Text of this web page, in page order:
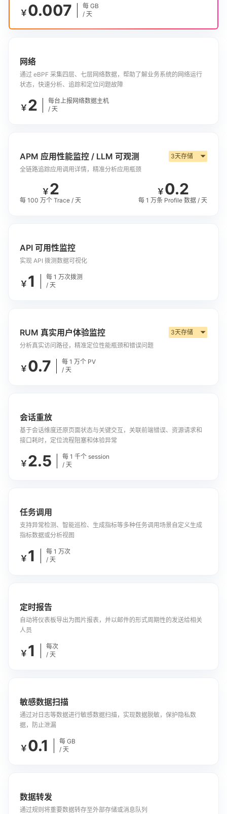
￥ 0.007
每 GB
/ 天
网络
通过 eBPF 采集四层、七层网络数据，帮助了解业务系统的网络运行
状态，快速分析、追踪和定位问题故障
￥ 2
每台上报网络数据主机
/ 天
APM 应用性能监控 / LLM 可观测 3天存储 ▼
全链路追踪应用调用详情，精准分析应用瓶颈
￥ 2
每 100 万个 Trace / 天
￥ 0.2
每 1 万条 Profile 数据 / 天
API 可用性监控
实现 API 拨测数据可视化
￥ 1
每 1 万次拨测
/ 天
RUM 真实用户体验监控 3天存储 ▼
分析真实访问路径，精准定位性能瓶颈和错误问题
￥ 0.7
每 1 万个 PV
/ 天
会话重放
基于会话维度还原页面状态与关键交互，关联前端错误、资源请求和
接口耗时，定位流程阻塞和体验异常
￥ 2.5
每 1 千个 session
/ 天
任务调用
支持异常检测、智能巡检、生成指标等多种任务调用场景自定义生成
指标数据或分析视图
￥ 1
每 1 万次
/ 天
定时报告
自动将仪表板导出为图片报表，并以邮件的形式周期性的发送给相关
人员
￥ 1
每次
/ 天
敏感数据扫描
通过对日志等数据进行敏感数据扫描，实现数据脱敏，保护隐私数
据，防止泄漏
￥ 0.1
每 GB
/ 天
数据转发
通过规则将重要数据转存至外部存储或消息队列